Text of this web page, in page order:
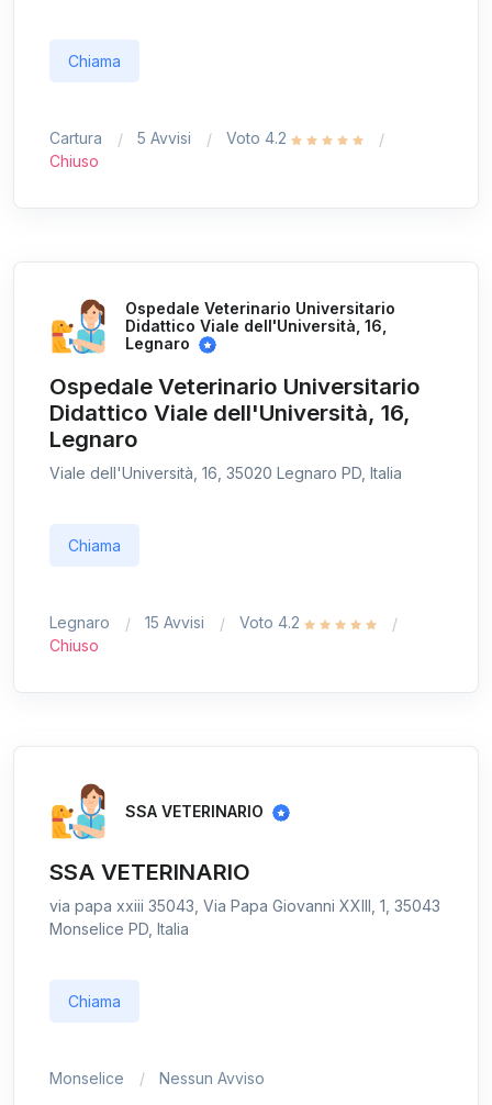
Chiama
Cartura 5 Avvisi
Voto 4.2
Chiuso
Ospedale Veterinario Universitario
Didattico Viale dell'Università, 16,
Legnaro
Ospedale Veterinario Universitario
Didattico Viale dell'Università, 16,
Legnaro
Viale dell'Università, 16, 35020 Legnaro PD, Italia
Chiama
Legnaro 15 Avvisi
Voto 4.2
Chiuso
SSA VETERINARIO
SSA VETERINARIO
via papa xxiii 35043, Via Papa Giovanni XXIII, 1, 35043
Monselice PD, Italia
Chiama
Monselice Nessun Avviso